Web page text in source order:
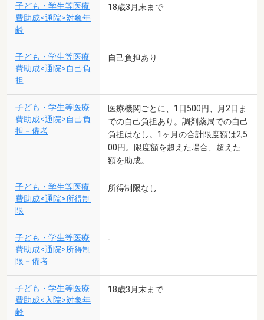
子ども・学生等医療
費助成<通院>対象年
齢
18歳3月末まで
子ども・学生等医療
費助成<通院>自己負
担
自己負担あり
子ども・学生等医療
費助成<通院>自己負
担－備考
医療機関ごとに、1日500円、月2日ま
での自己負担あり。調剤薬局での自己
負担はなし。1ヶ月の合計限度額は2,5
00円。限度額を超えた場合、超えた
額を助成。
子ども・学生等医療
費助成<通院>所得制
限
所得制限なし
子ども・学生等医療
費助成<通院>所得制
限－備考
-
子ども・学生等医療
費助成<入院>対象年
齢
18歳3月末まで